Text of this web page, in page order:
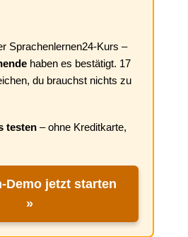
Sprachenlernen24-Kurs –
haben es bestätigt. 17
du brauchst nichts zu
testen – ohne Kreditkarte,
Demo jetzt starten
»